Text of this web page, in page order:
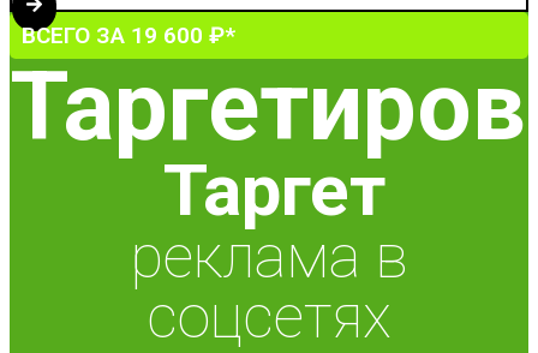
ВСЕГО ЗА 19 600 ₽*
Таргет
реклама в
соцсетях